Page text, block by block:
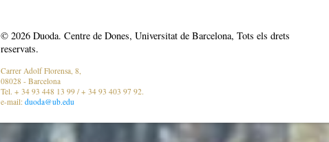
© 2026 Duoda. Centre de Dones, Universitat de Barcelona, Tots els drets
reservats.
Carrer Adolf Florensa, 8,
08028 - Barcelona
Tel. + 34 93 448 13 99 / + 34 93 403 97 92.
e-mail: duoda@ub.edu